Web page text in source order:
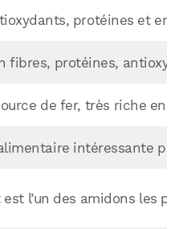
protéines et en
fibres, protéines,
de fer, très riche en
intéressante
est l’un des amidons les
LinkedIn